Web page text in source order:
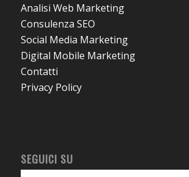
Analisi Web Marketing
Consulenza SEO
Social Media Marketing
Digital Mobile Marketing
Contatti
Privacy Policy
SEGUICI SU